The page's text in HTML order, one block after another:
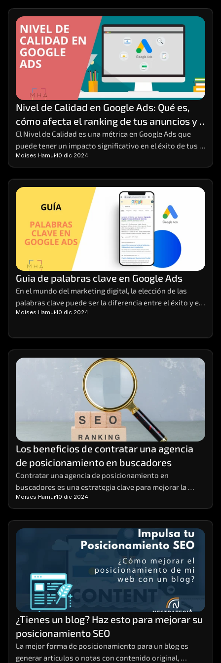
Nivel de Calidad en Google Ads: Qué es,
cómo afecta el ranking de tus anuncios y
cómo mejorarlo
El Nivel de Calidad es una métrica en Google Ads que
puede tener un impacto significativo en el éxito de tus
Moises Hamui 10 dic 2024
Guia de palabras clave en Google Ads
En el mundo del marketing digital, la elección de las
palabras clave puede ser la diferencia entre el éxito y el
fracaso de una campaña. Imagina tener el poder de
están buscando lo que ofreces.
Moises Hamui 10 dic 2024
Los beneficios de contratar una agencia
de posicionamiento en buscadores
Contratar una agencia de posicionamiento en
buscadores es una estrategia clave para mejorar la
visibilidad de tu negocio en línea.  Estas agencias
ofrecen el conocimiento y la experiencia necesarios
para implementar prácticas de SEO efectivas que
aumentan el tráfico orgánico y potencian tus ventas.
Moises Hamui 10 dic 2024
¿Tienes un blog? Haz esto para mejorar su
posicionamiento SEO
La mejor forma de posicionamiento para un blog es
generar artículos o notas con contenido original,